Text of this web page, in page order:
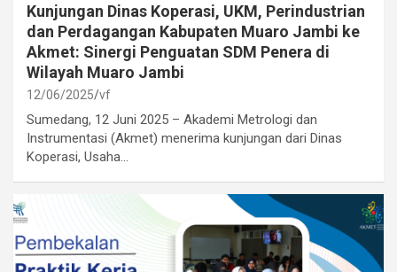
Kunjungan Dinas Koperasi, UKM, Perindustrian
dan Perdagangan Kabupaten Muaro Jambi ke
Akmet: Sinergi Penguatan SDM Penera di
Wilayah Muaro Jambi
12/06/2025 vf
Sumedang, 12 Juni 2025 – Akademi Metrologi dan
Instrumentasi (Akmet) menerima kunjungan dari Dinas
Koperasi, Usaha…